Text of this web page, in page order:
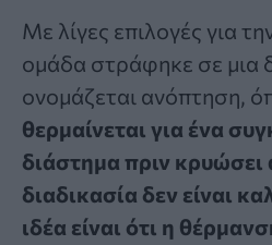
Με λίγες επιλογές για
ομάδα στράφηκε σε μια
ονομάζεται ανόπτηση,
θερμαίνεται για ένα
διάστημα πριν κρυώσει
διαδικασία δεν είναι
ιδέα είναι ότι η